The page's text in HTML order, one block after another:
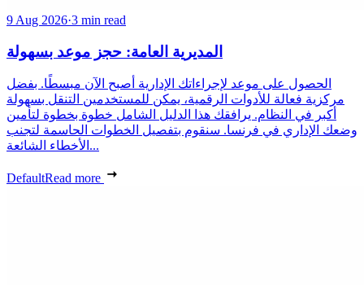
9 Aug 2026·3 min read
المديرية العامة: حجز موعد بسهولة
الحصول على موعد لإجراءاتك الإدارية أصبح الآن مبسطًا. بفضل
مركزية فعالة للأدوات الرقمية، يمكن للمستخدمين التنقل بسهولة
أكبر في النظام. يرافقك هذا الدليل الشامل خطوة بخطوة لتأمين
وضعك الإداري في فرنسا. سنقوم بتفصيل الخطوات الحاسمة لتجنب
الأخطاء الشائعة...
DefaultRead more